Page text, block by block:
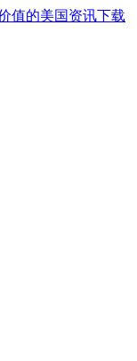
值的美国资讯下载